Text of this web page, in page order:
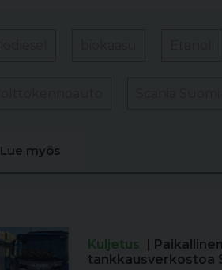
Lue myös
Kuljetus |
tankkausverkostoa